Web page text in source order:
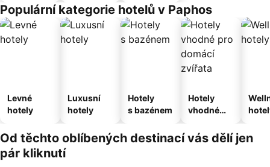
Populární kategorie hotelů v Paphos
Levné
hotely
Luxusní
hotely
Hotely
s bazénem
Hotely
vhodné
domácí
zvířata
Od těchto oblíbených destinací vás dělí jen
pár kliknutí